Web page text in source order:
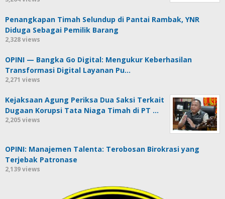
Penangkapan Timah Selundup di Pantai Rambak, YNR
Diduga Sebagai Pemilik Barang
2,328 views
OPINI — Bangka Go Digital: Mengukur Keberhasilan
Transformasi Digital Layanan Pu…
2,271 views
Kejaksaan Agung Periksa Dua Saksi Terkait
Dugaan Korupsi Tata Niaga Timah di PT …
2,205 views
OPINI: Manajemen Talenta: Terobosan Birokrasi yang
Terjebak Patronase
2,139 views